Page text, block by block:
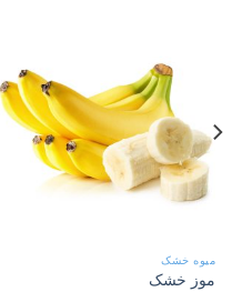
میوه خشک
موز خشک